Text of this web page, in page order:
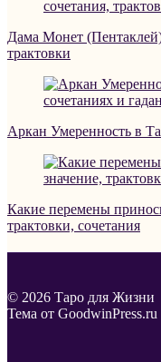
Дама Монет
трактовки
Аркан Умеренность в
Какие перемены
трактовки, сочетания
© 2026 Таро для Жизни
Тема от GoodwinPress.ru